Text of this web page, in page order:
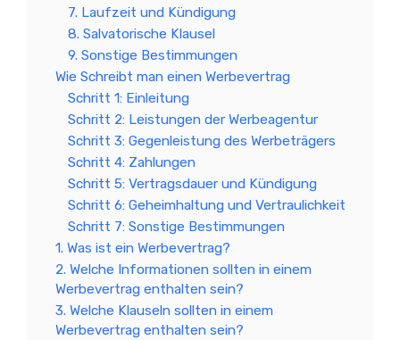
7. Laufzeit und Kündigung
8. Salvatorische Klausel
9. Sonstige Bestimmungen
Wie Schreibt man einen Werbevertrag
Schritt 1: Einleitung
Schritt 2: Leistungen der Werbeagentur
Schritt 3: Gegenleistung des Werbeträgers
Schritt 4: Zahlungen
Schritt 5: Vertragsdauer und Kündigung
Schritt 6: Geheimhaltung und Vertraulichkeit
Schritt 7: Sonstige Bestimmungen
1. Was ist ein Werbevertrag?
2. Welche Informationen sollten in einem
Werbevertrag enthalten sein?
3. Welche Klauseln sollten in einem
Werbevertrag enthalten sein?